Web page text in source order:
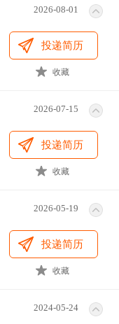
2026-08-01
投递简历
收藏
2026-07-15
投递简历
收藏
2026-05-19
投递简历
收藏
2024-05-24